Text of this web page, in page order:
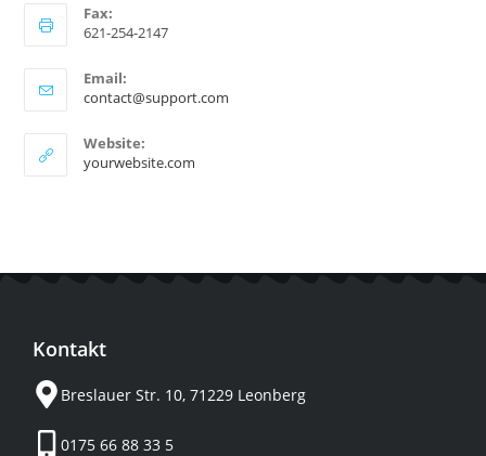
Fax:
621-254-2147
Email:
contact@support.com
Website:
yourwebsite.com
Kontakt
Breslauer Str. 10, 71229 Leonberg
0175 66 88 33 5